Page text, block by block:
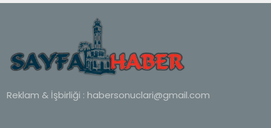
Reklam & İşbirliği : habersonuclari@gmail.com